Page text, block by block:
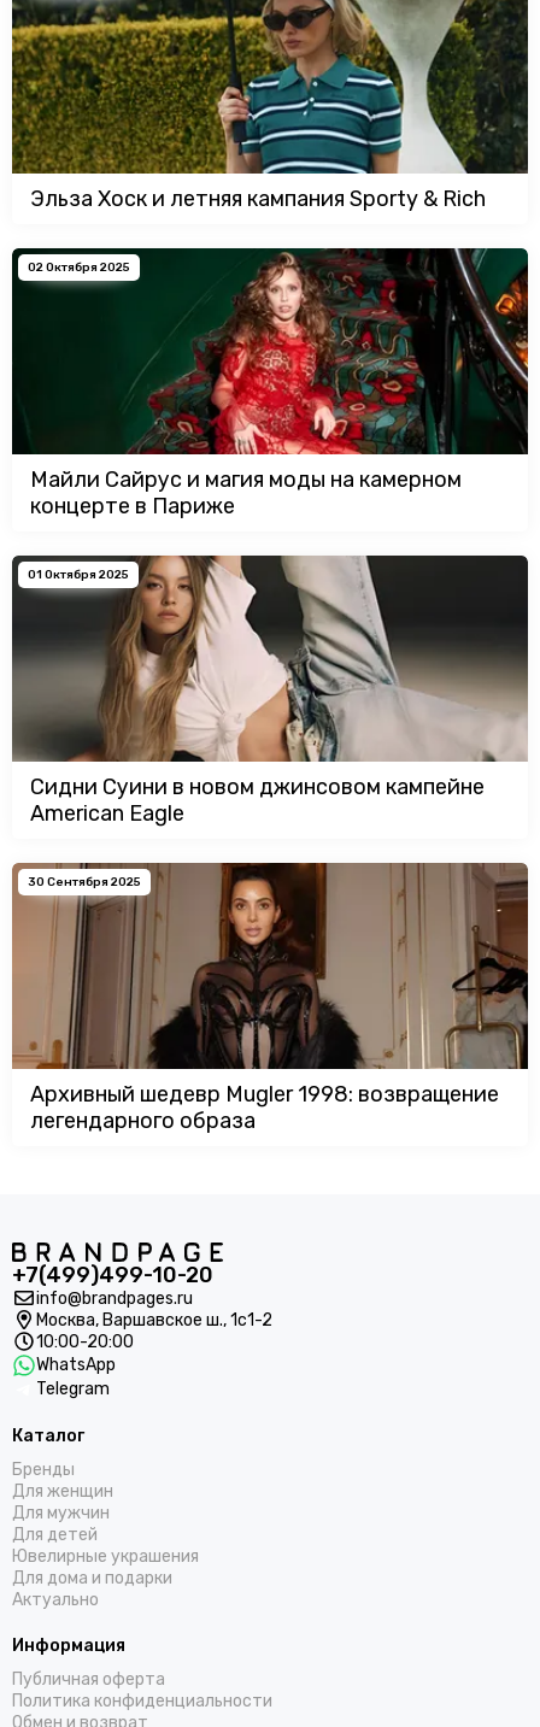
Эльза Хоск и летняя кампания Sporty & Rich
02 Октября 2025
Майли Сайрус и магия моды на камерном
концерте в Париже
01 Октября 2025
Сидни Суини в новом джинсовом кампейне
American Eagle
30 Сентября 2025
Архивный шедевр Mugler 1998: возвращение
легендарного образа
+7(499)499-10-20
info@brandpages.ru
Москва, Варшавское ш., 1с1-2
10:00-20:00
WhatsApp
Telegram
Каталог
Бренды
Для женщин
Для мужчин
Для детей
Ювелирные украшения
Для дома и подарки
Актуально
Информация
Публичная оферта
Политика конфиденциальности
Обмен и возврат